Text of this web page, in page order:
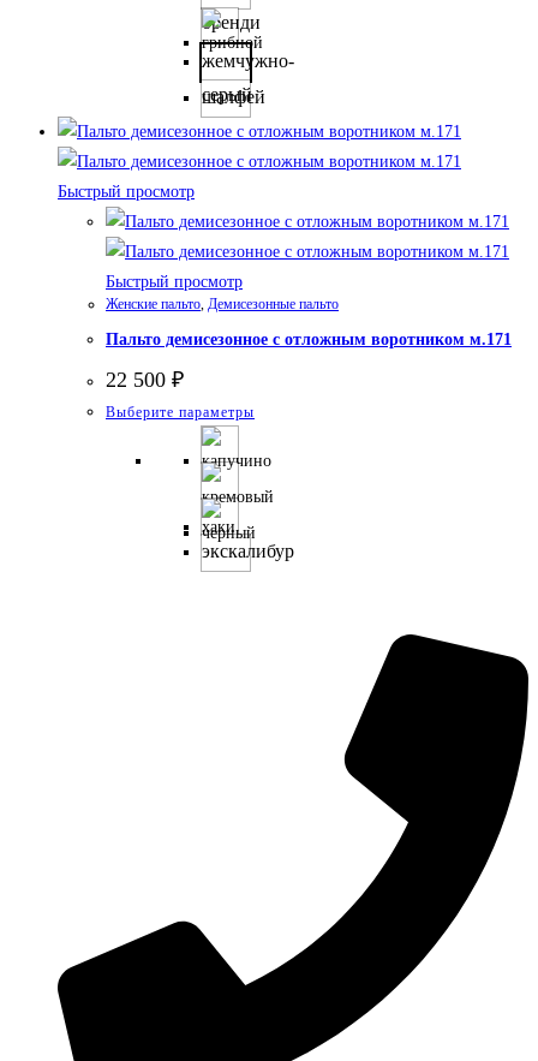
имеет
несколько
Опции
можно
выбрать
странице
товара.
бренди
жемчужно-
серый
шалфей
Быстрый просмотр
Быстрый просмотр
Женские пальто Демисезонные пальто
Пальто демисезонное с отложным воротником м.171
22 500 ₽
Выберите параметры
имеет
несколько
вариаций.
Опции
экскалибур